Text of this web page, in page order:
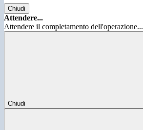
Chiudi
Attendere...
Attendere il completamento dell'operazione...
Chiudi